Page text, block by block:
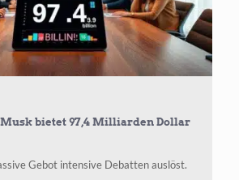
für
ein
Musk bietet 97,4 Milliarden Dollar
Gebot intensive Debatten auslöst.